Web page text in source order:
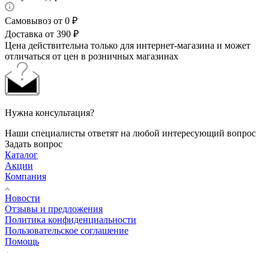
Самовывоз от 0 ₽
Доставка от 390 ₽
Цена действительна только для интернет-магазина и может
отличаться от цен в розничных магазинах
Нужна консультация?
Наши специалисты ответят на любой интересующий вопрос
Задать вопрос
Каталог
Акции
Компания
Новости
Отзывы и предложения
Политика конфиденциальности
Пользовательское соглашение
Помощь